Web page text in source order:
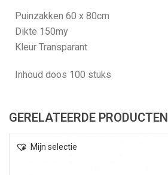
Puinzakken 60 x 80cm
Dikte 150my
Kleur Transparant
Inhoud doos 100 stuks
GERELATEERDE PRODUCTEN
Mijn selectie